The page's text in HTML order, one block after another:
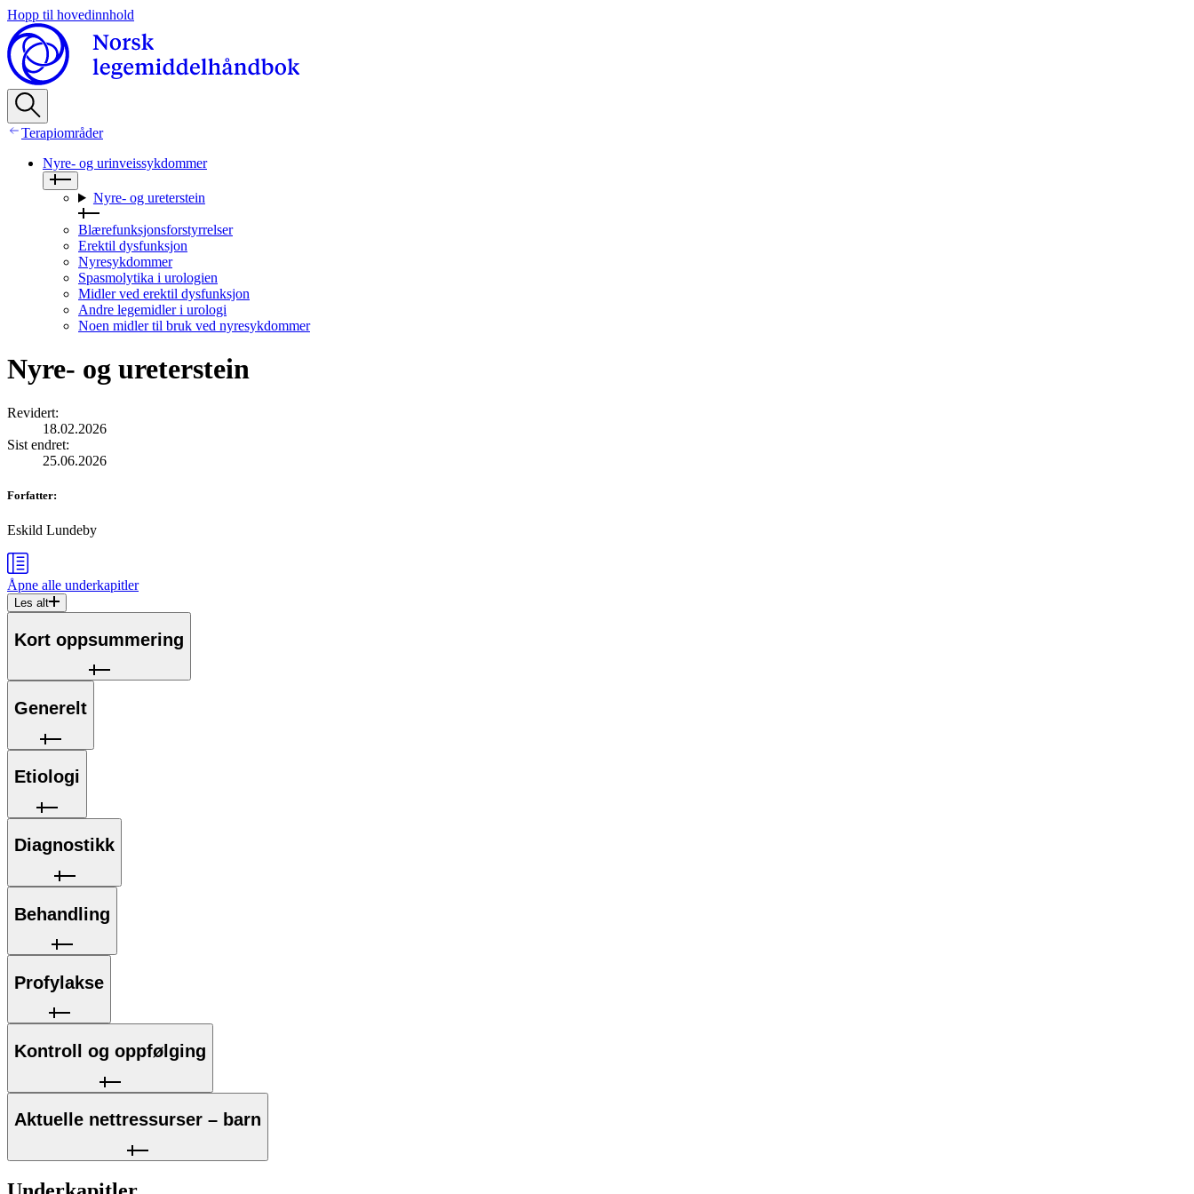
Hopp til hovedinnhold
Terapiområder
Nyre- og urinveissykdommer
Nyre- og ureterstein
Blærefunksjonsforstyrrelser
Erektil dysfunksjon
Nyresykdommer
Spasmolytika i urologien
Midler ved erektil dysfunksjon
Andre legemidler i urologi
Noen midler til bruk ved nyresykdommer
Nyre- og ureterstein
Revidert:
18.02.2026
Sist endret:
25.06.2026
Forfatter:
Eskild Lundeby
Åpne alle underkapitler
Les alt
Kort oppsummering
Generelt
Etiologi
Diagnostikk
Behandling
Profylakse
Kontroll og oppfølging
Aktuelle nettressurser – barn